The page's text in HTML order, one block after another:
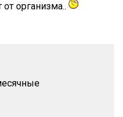
организма..